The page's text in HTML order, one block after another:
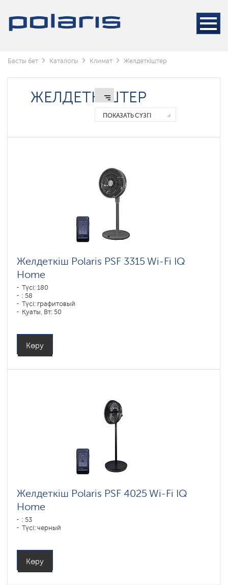
Басты бет Каталогы Климат Желдеткіштер
ЖЕЛДЕТКІШТЕР
ПОКАЗАТЬ СҮЗГІ
Желдеткіш Polaris PSF 3315 Wi-Fi IQ
Home
Түсі: 180
: 58
Түсі: графитовый
Қуаты, Вт: 50
Көру
Желдеткіш Polaris PSF 4025 Wi-Fi IQ
Home
: 53
Түсі: черный
Көру
вентиляторы
Polaris